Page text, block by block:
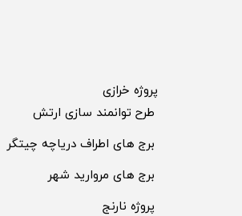
​طرح توانمند سازی ارتش
​پروژه خرازی
​پروژه نارنج
​برج های اطراف دریاچه چیتگر
​برج های مروارید شهر